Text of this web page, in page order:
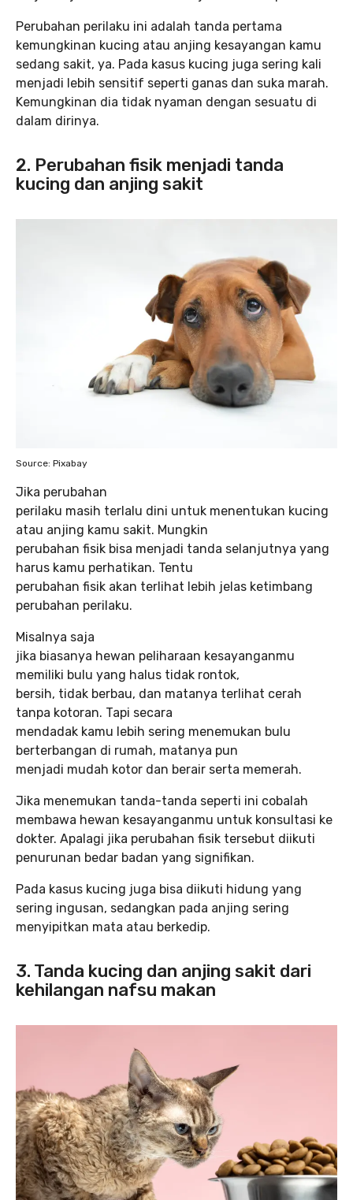
Perubahan perilaku ini adalah tanda pertama
kemungkinan kucing atau anjing kesayangan kamu
sedang sakit, ya. Pada kasus kucing juga sering kali
menjadi lebih sensitif seperti ganas dan suka marah.
Kemungkinan dia tidak nyaman dengan sesuatu di
dalam dirinya.
2. Perubahan fisik menjadi tanda
kucing dan anjing sakit
Source: Pixabay
Jika perubahan
perilaku masih terlalu dini untuk menentukan kucing
atau anjing kamu sakit. Mungkin
perubahan fisik bisa menjadi tanda selanjutnya yang
harus kamu perhatikan. Tentu
perubahan fisik akan terlihat lebih jelas ketimbang
perubahan perilaku.
Misalnya saja
jika biasanya hewan peliharaan kesayanganmu
memiliki bulu yang halus tidak rontok,
bersih, tidak berbau, dan matanya terlihat cerah
tanpa kotoran. Tapi secara
mendadak kamu lebih sering menemukan bulu
berterbangan di rumah, matanya pun
menjadi mudah kotor dan berair serta memerah.
Jika menemukan tanda-tanda seperti ini cobalah
membawa hewan kesayanganmu untuk konsultasi ke
dokter. Apalagi jika perubahan fisik tersebut diikuti
penurunan bedar badan yang signifikan.
Pada kasus kucing juga bisa diikuti hidung yang
sering ingusan, sedangkan pada anjing sering
menyipitkan mata atau berkedip.
3. Tanda kucing dan anjing sakit dari
kehilangan nafsu makan